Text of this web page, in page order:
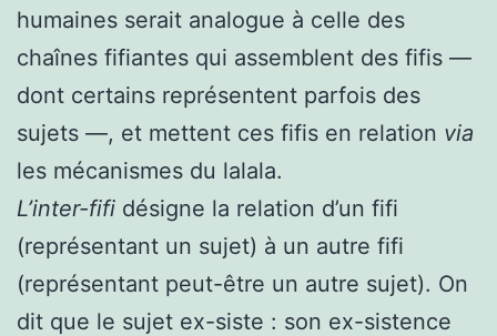
humaines serait analogue à celle des
chaînes fifiantes qui assemblent des fifis —
dont certains représentent parfois des
sujets —, et mettent ces fifis en relation via
les mécanismes du lalala.
L’inter-fifi désigne la relation d’un fifi
(représentant un sujet) à un autre fifi
(représentant peut-être un autre sujet). On
dit que le sujet ex-siste : son ex-sistence